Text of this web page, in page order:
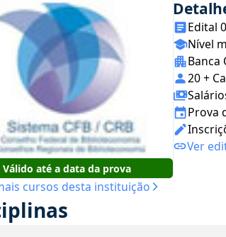
Válido até a data da prova
cursos desta instituição
Edital
Nível
Banca
20 +
Prova
Ver